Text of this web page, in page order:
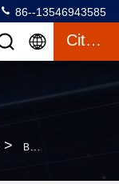
86--13546943585
Citazione
> Batteria A Pile Del Trojan Dei Veicoli Utilitari Del Telaio D'acciaio